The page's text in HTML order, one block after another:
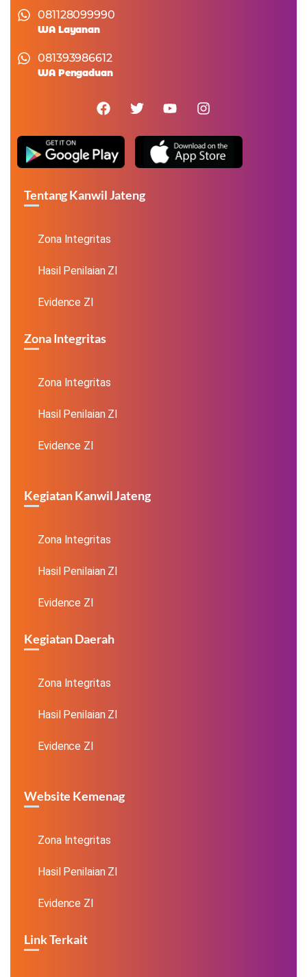
081128099990
WA Layanan
081393986612
WA Pengaduan
Tentang Kanwil Jateng
Zona Integritas
Hasil Penilaian ZI
Evidence ZI
Zona Integritas
Zona Integritas
Hasil Penilaian ZI
Evidence ZI
Kegiatan Kanwil Jateng
Zona Integritas
Hasil Penilaian ZI
Evidence ZI
Kegiatan Daerah
Zona Integritas
Hasil Penilaian ZI
Evidence ZI
Website Kemenag
Zona Integritas
Hasil Penilaian ZI
Evidence ZI
Link Terkait